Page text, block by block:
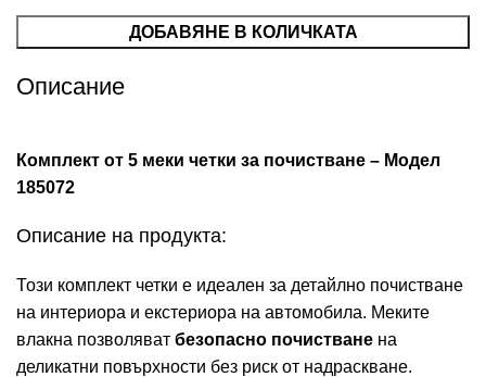
ДОБАВЯНЕ В КОЛИЧКАТА
Описание
Комплект от 5 меки четки за почистване – Модел
185072
Описание на продукта:
Този комплект четки е идеален за детайлно почистване
на интериора и екстериора на автомобила. Меките
влакна позволяват безопасно почистване на
деликатни повърхности без риск от надраскване.